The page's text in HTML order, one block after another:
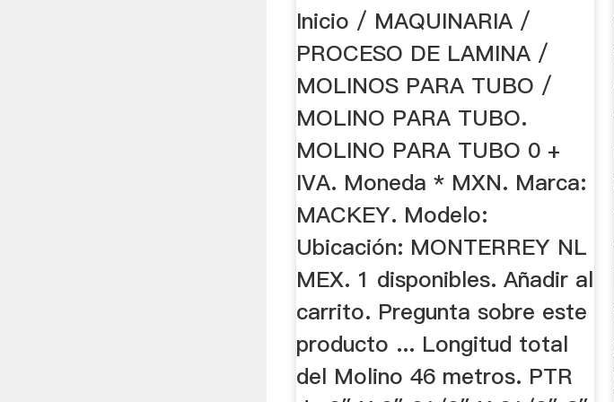
Inicio / MAQUINARIA /
PROCESO DE LAMINA /
MOLINOS PARA TUBO /
MOLINO PARA TUBO.
MOLINO PARA TUBO 0 +
IVA. Moneda * MXN. Marca:
MACKEY. Modelo:
Ubicación: MONTERREY NL
MEX. 1 disponibles. Añadir al
carrito. Pregunta sobre este
producto ... Longitud total
del Molino 46 metros. PTR